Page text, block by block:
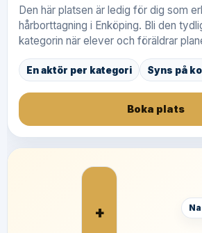
Den här platsen är ledig för dig som
hårborttagning i Enköping. Bli den
kategorin när elever och föräldrar
En aktör per kategori Syns på
Boka plats
+